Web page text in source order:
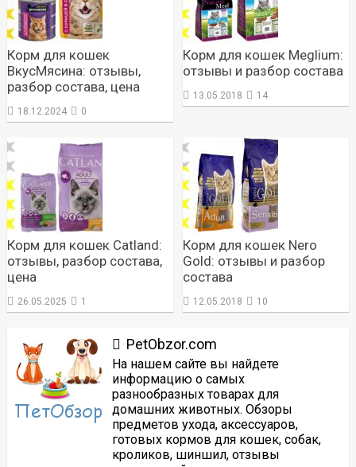
Корм для кошек
ВкусМясина: отзывы,
разбор состава, цена
18.12.2024 0
Корм для кошек Meglium:
отзывы и разбор состава
13.05.2018 14
Корм для кошек Catland:
отзывы, разбор состава,
цена
26.05.2025 1
Корм для кошек Nero
Gold: отзывы и разбор
состава
12.05.2018 10
PetObzor.com
На нашем сайте вы найдете
информацию о самых
разнообразных товарах для
домашних животных. Обзоры
предметов ухода, аксессуаров,
готовых кормов для кошек, собак,
кроликов, шиншил, отзывы